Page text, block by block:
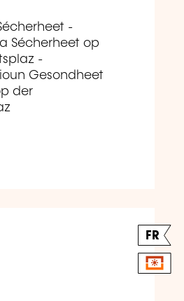
-
Sécherheet op
-
Gesondheet
der
FR